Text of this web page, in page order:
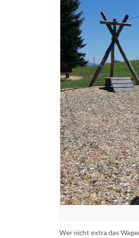
Wer nicht extra das